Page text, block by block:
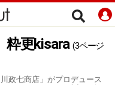
更kisara (3ページ
政七商店」がプロデュース